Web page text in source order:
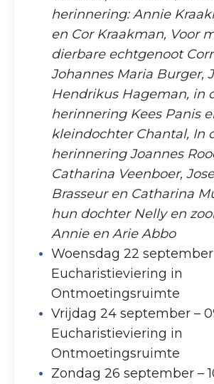
herinnering: Annie
en Cor Kraakman, Voor
dierbare echtgenoot
Johannes Maria Burger,
Hendrikus Hageman, in
herinnering Kees Panis
kleindochter Chantal, In
herinnering Joannes
Catharina Veenboer,
Brasseur en Catharina
hun dochter Nelly en
Annie en Arie Abbo
Woensdag 22
Eucharistieviering in
Ontmoetingsruimte
Vrijdag 24 september –
Eucharistieviering in
Ontmoetingsruimte
Zondag 26 september –